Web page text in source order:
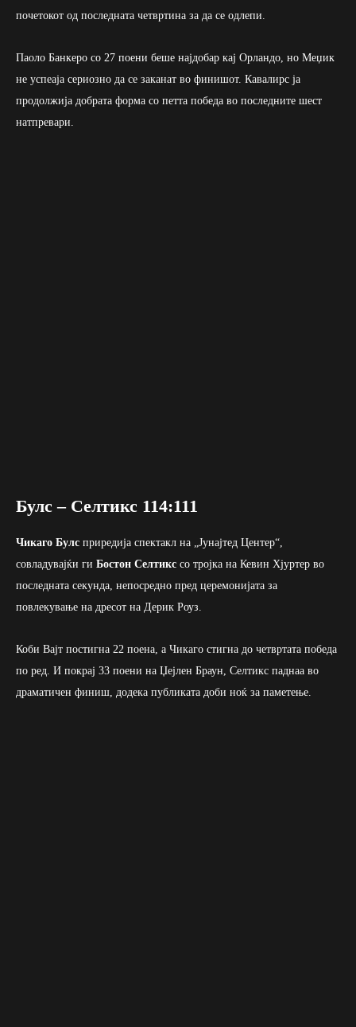
почетокот од последната четвртина за да се одлепи.
Паоло Банкеро со 27 поени беше најдобар кај Орландо, но Меџик
не успеаја сериозно да се заканат во финишот. Кавалирс ја
продолжија добрата форма со петта победа во последните шест
натпревари.
Булс – Селтикс 114:111
Чикаго Булс приредија спектакл на „Јунајтед Центер“,
совладувајќи ги Бостон Селтикс со тројка на Кевин Хјуртер во
последната секунда, непосредно пред церемонијата за
повлекување на дресот на Дерик Роуз.
Коби Вајт постигна 22 поена, а Чикаго стигна до четвртата победа
по ред. И покрај 33 поени на Џејлен Браун, Селтикс паднаа во
драматичен финиш, додека публиката доби ноќ за паметење.